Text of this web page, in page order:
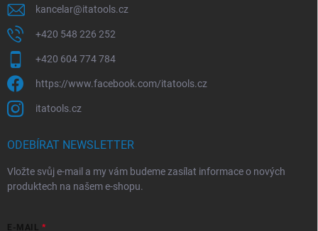
kancelar@itatools.cz
+420 548 226 252
+420 604 774 784
https://www.facebook.com/itatools.cz
itatools.cz
ODEBÍRAT NEWSLETTER
Vložte svůj e-mail a my vám budeme zasílat informace o nových
produktech na našem e-shopu.
E-MAIL